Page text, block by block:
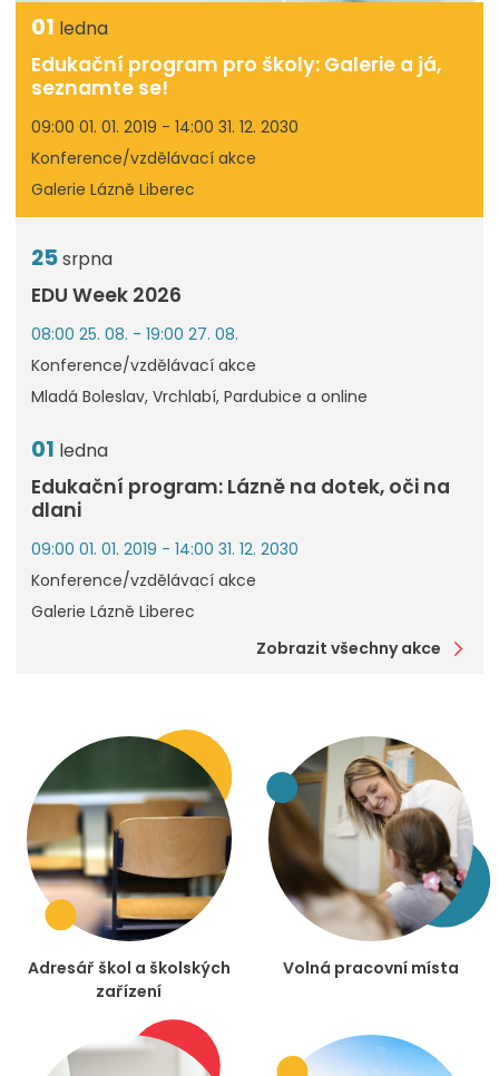
01 ledna
Edukační program pro školy: Galerie a já,
seznamte se!
09:00 01. 01. 2019 - 14:00 31. 12. 2030
Konference/vzdělávací akce
Galerie Lázně Liberec
25srpna
EDU Week 2026
08:00 25. 08. - 19:00 27. 08.
Konference/vzdělávací akce
Mladá Boleslav, Vrchlabí, Pardubice a online
01 ledna
Edukační program: Lázně na dotek, oči na
dlani
09:00 01. 01. 2019 - 14:00 31. 12. 2030
Konference/vzdělávací akce
Galerie Lázně Liberec
Zobrazit všechny akce
Adresář škol a školských
zařízení
Volná pracovní místa